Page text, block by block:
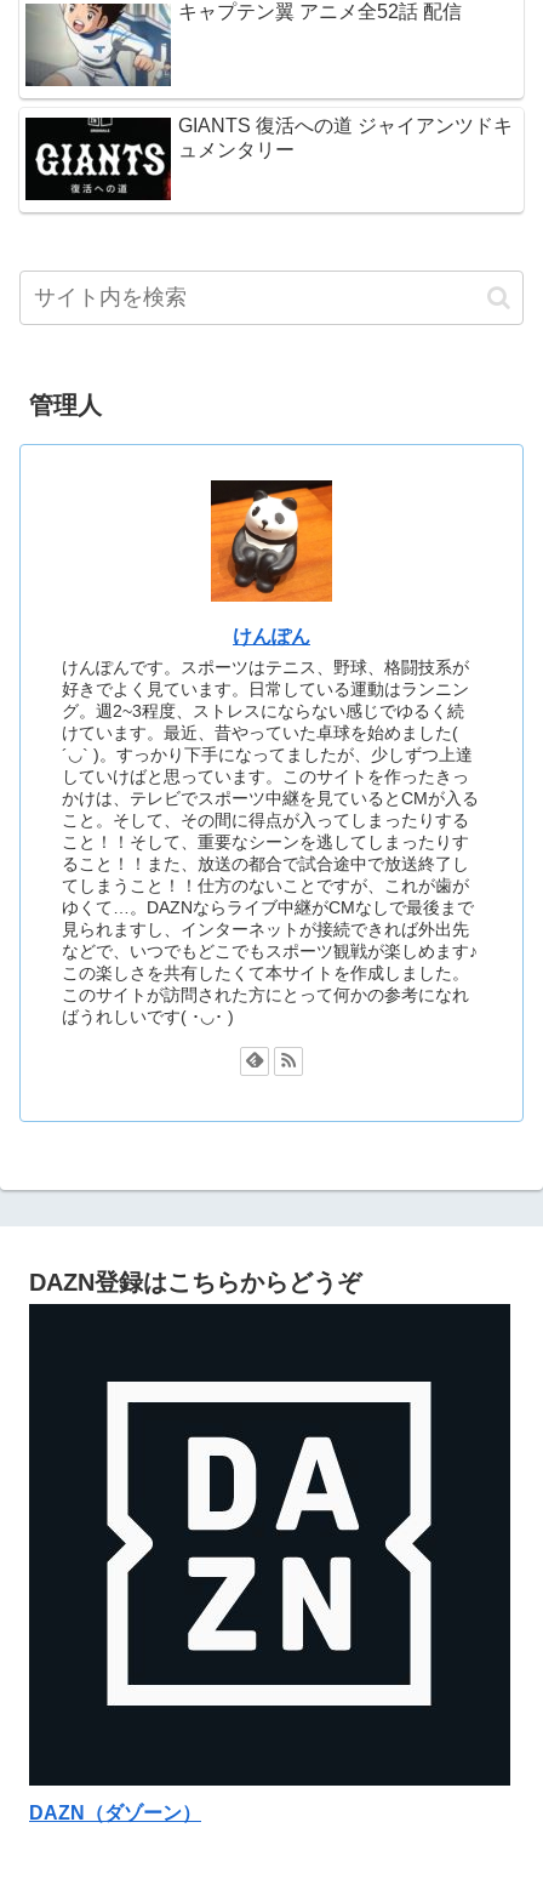
キャプテン翼 アニメ全52話 配信
GIANTS 復活への道 ジャイアンツドキ
ュメンタリー
管理人
けんぽん
けんぽんです。スポーツはテニス、野球、格闘技系が
好きでよく見ています。日常している運動はランニン
グ。週2~3程度、ストレスにならない感じでゆるく続
けています。最近、昔やっていた卓球を始めました(
´◡` )。すっかり下手になってましたが、少しずつ上達
していけばと思っています。このサイトを作ったきっ
かけは、テレビでスポーツ中継を見ているとCMが入る
こと。そして、その間に得点が入ってしまったりする
こと！！そして、重要なシーンを逃してしまったりす
ること！！また、放送の都合で試合途中で放送終了し
てしまうこと！！仕方のないことですが、これが歯が
ゆくて…。DAZNならライブ中継がCMなしで最後まで
見られますし、インターネットが接続できれば外出先
などで、いつでもどこでもスポーツ観戦が楽しめます♪
この楽しさを共有したくて本サイトを作成しました。
このサイトが訪問された方にとって何かの参考になれ
ばうれしいです( ･◡･ )
DAZN登録はこちらからどうぞ
DAZN（ダゾーン）